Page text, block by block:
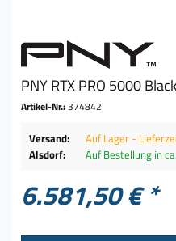
PNY RTX PRO 5000
Artikel-Nr.:374842
Versand:
Auf Lager -
Alsdorf:
Auf Bestellung in
6.581,50 € *